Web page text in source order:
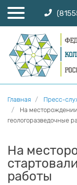
Главная Пресс-
На
геологоразведочные
На
работы